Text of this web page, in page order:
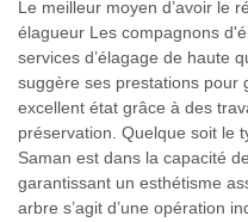
Le meilleur moyen d’avoir le
élagueur Les compagnons
services d’élagage de haute
suggère ses prestations pour
excellent état grâce à des
préservation. Quelque soit le
Saman est dans la capacité
garantissant un esthétisme
arbre s’agit d’une opération